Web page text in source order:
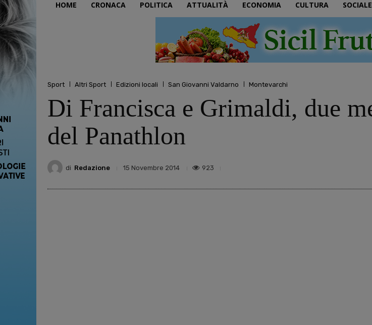
HOME CRONACA POLITICA ATTUALITÀ ECONOMIA CULTURA SOCIALE
Sport Altri Sport Edizioni locali San Giovanni Valdarno Montevarchi
Di Francisca e Grimaldi, due
del Panathlon
di Redazione 15 Novembre 2014 923